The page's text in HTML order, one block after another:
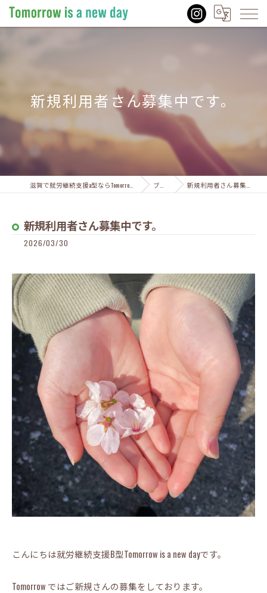
新規利用者さん募集中です。
ブログ 新規利用者さん募集中です。
新規利用者さん募集中です。
2026/03/30
こんにちは就労継続支援B型Tomorrow is a new dayです。
Tomorrow ではご新規さんの募集をしております。